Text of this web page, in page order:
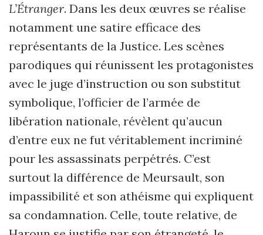
L’Étranger. Dans les deux œuvres se réalise
notamment une satire efficace des
représentants de la Justice. Les scènes
parodiques qui réunissent les protagonistes
avec le juge d’instruction ou son substitut
symbolique, l’officier de l’armée de
libération nationale, révèlent qu’aucun
d’entre eux ne fut véritablement incriminé
pour les assassinats perpétrés. C’est
surtout la différence de Meursault, son
impassibilité et son athéisme qui expliquent
sa condamnation. Celle, toute relative, de